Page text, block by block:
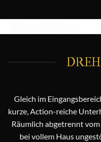
Gleich im
kurze, Action-reiche
Räumlich abgetrennt
bei vollem Haus